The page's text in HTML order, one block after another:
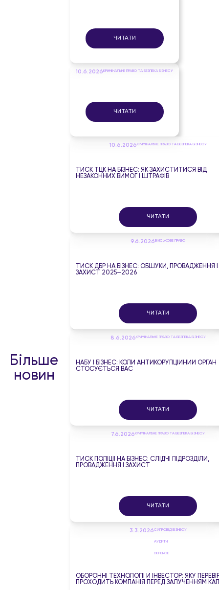
Більше
новин
ЧИТАТИ
10.6.2026 КРИМІНАЛЬНЕ ПРАВО ТА БЕЗПЕКА БІЗНЕСУ
ЧИТАТИ
10.6.2026 КРИМІНАЛЬНЕ ПРАВО ТА БЕЗПЕКА БІЗНЕСУ
ТИСК ТЦК НА БІЗНЕС: ЯК ЗАХИСТИТИСЯ ВІД
НЕЗАКОННИХ ВИМОГ І ШТРАФІВ
ЧИТАТИ
9.6.2026 ВІЙСЬКОВЕ ПРАВО
ТИСК ДБР НА БІЗНЕС: ОБШУКИ, ПРОВАДЖЕННЯ І
ЗАХИСТ 2025–2026
ЧИТАТИ
8.6.2026 КРИМІНАЛЬНЕ ПРАВО ТА БЕЗПЕКА БІЗНЕСУ
НАБУ І БІЗНЕС: КОЛИ АНТИКОРУПЦІЙНИЙ ОРГАН
СТОСУЄТЬСЯ ВАС
ЧИТАТИ
7.6.2026 КРИМІНАЛЬНЕ ПРАВО ТА БЕЗПЕКА БІЗНЕСУ
ТИСК ПОЛІЦІЇ НА БІЗНЕС: СЛІДЧІ ПІДРОЗДІЛИ,
ПРОВАДЖЕННЯ І ЗАХИСТ
ЧИТАТИ
3.3.2026СУПРОВІД БІЗНЕСУ
АУДИТИ
DEFENCE
ОБОРОННІ ТЕХНОЛОГІЇ Й ІНВЕСТОР: ЯКУ
ПРОХОДИТЬ КОМПАНІЯ ПЕРЕД ЗАЛУЧЕННЯМ